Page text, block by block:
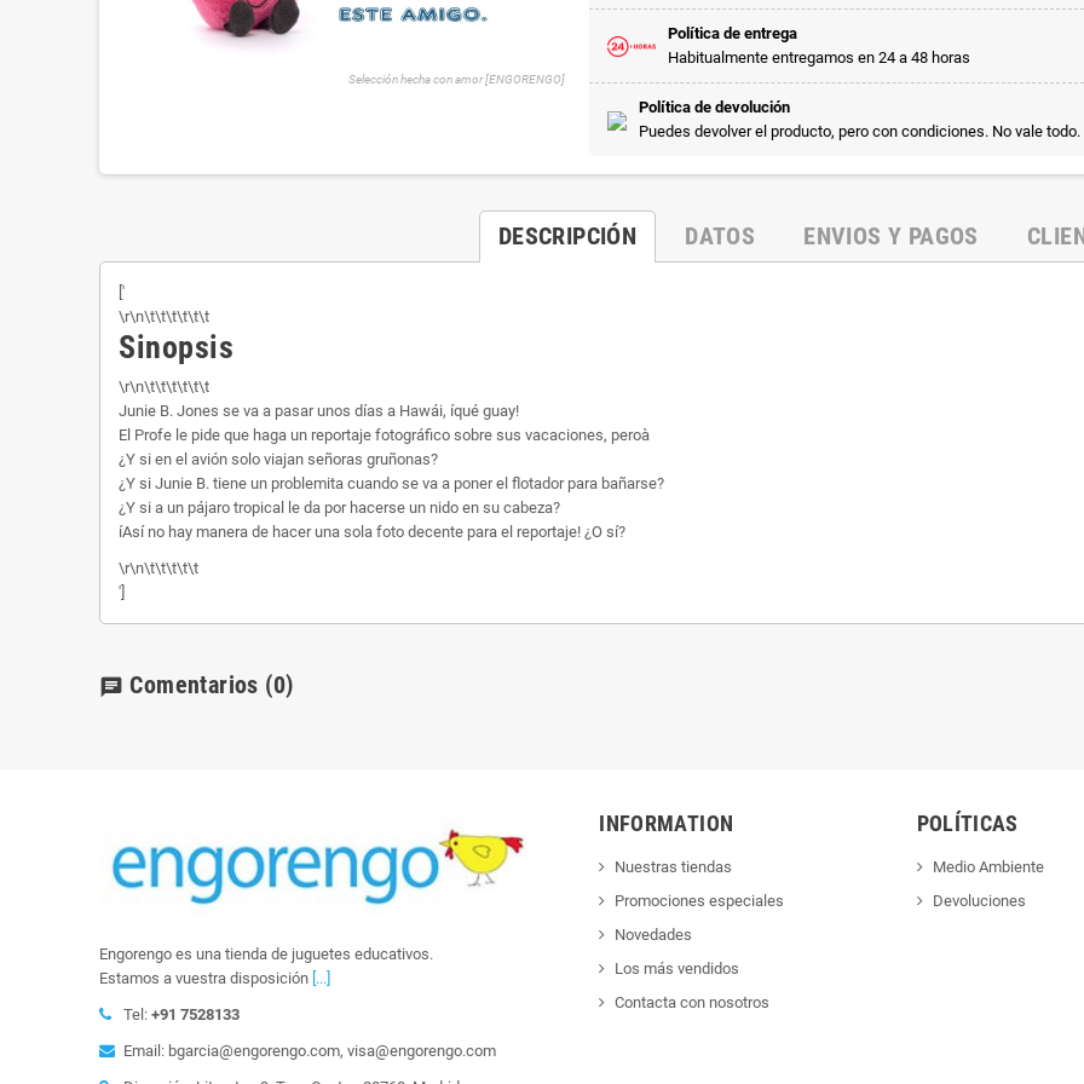
Selección hecha con amor [ENGORENGO]
Política de entrega
Habitualmente entregamos en 24 a 48 horas
Política de devolución
Puedes devolver el producto, pero con condiciones. No vale todo.
DESCRIPCIÓN DATOS ENVIOS Y PAGOS
['
\r\n\t\t\t\t\t\t
Sinopsis
\r\n\t\t\t\t\t\t
Junie B. Jones se va a pasar unos días a Hawái, íqué guay!
El Profe le pide que haga un reportaje fotográfico sobre sus vacaciones, peroà
¿Y si en el avión solo viajan señoras gruñonas?
¿Y si Junie B. tiene un problemita cuando se va a poner el flotador para bañarse?
¿Y si a un pájaro tropical le da por hacerse un nido en su cabeza?
íAsí no hay manera de hacer una sola foto decente para el reportaje! ¿O sí?
\r\n\t\t\t\t\t
']
chat Comentarios (0)
Engorengo es una tienda de juguetes educativos.
Estamos a vuestra disposición [...]
Tel: +91 7528133
Email: bgarcia@engorengo.com, visa@engorengo.com
INFORMATION
Nuestras tiendas
Promociones especiales
Novedades
Los más vendidos
Contacta con nosotros
POLÍTICAS
Medio Ambiente
Devoluciones